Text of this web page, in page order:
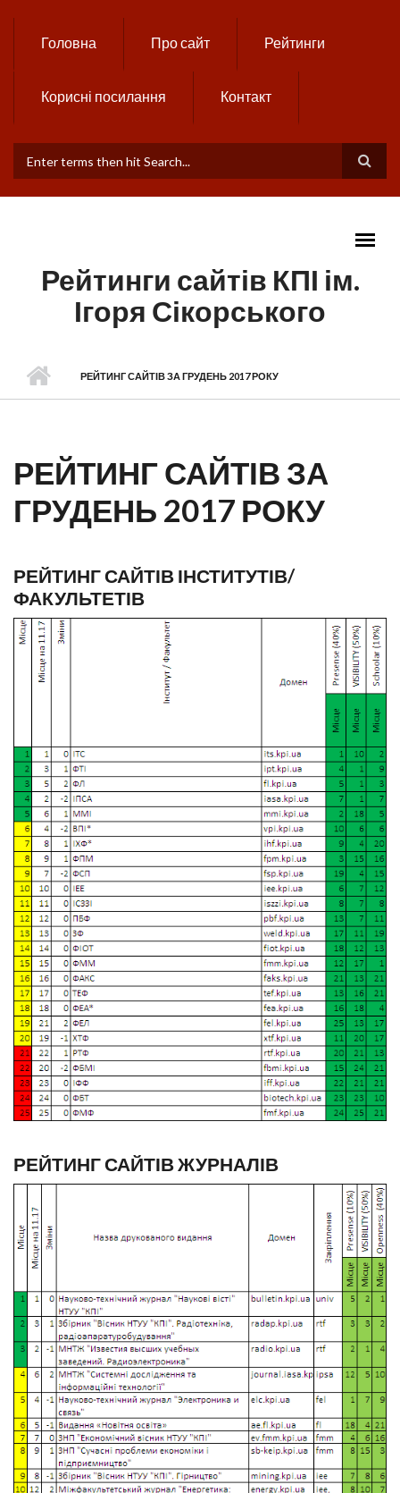
Головна Про сайт Рейтинги
Корисні посилання Контакт
ПОШУКОВА ФОРМА
Рейтинги сайтів КПІ ім.
Ігоря Сікорського
MAIN MENU
РЕЙТИНГ САЙТІВ ЗА ГРУДЕНЬ 2017 РОКУ
РЕЙТИНГ САЙТІВ ЗА
ГРУДЕНЬ 2017 РОКУ
РЕЙТИНГ САЙТІВ ІНСТИТУТІВ/
ФАКУЛЬТЕТІВ
РЕЙТИНГ САЙТІВ ЖУРНАЛІВ